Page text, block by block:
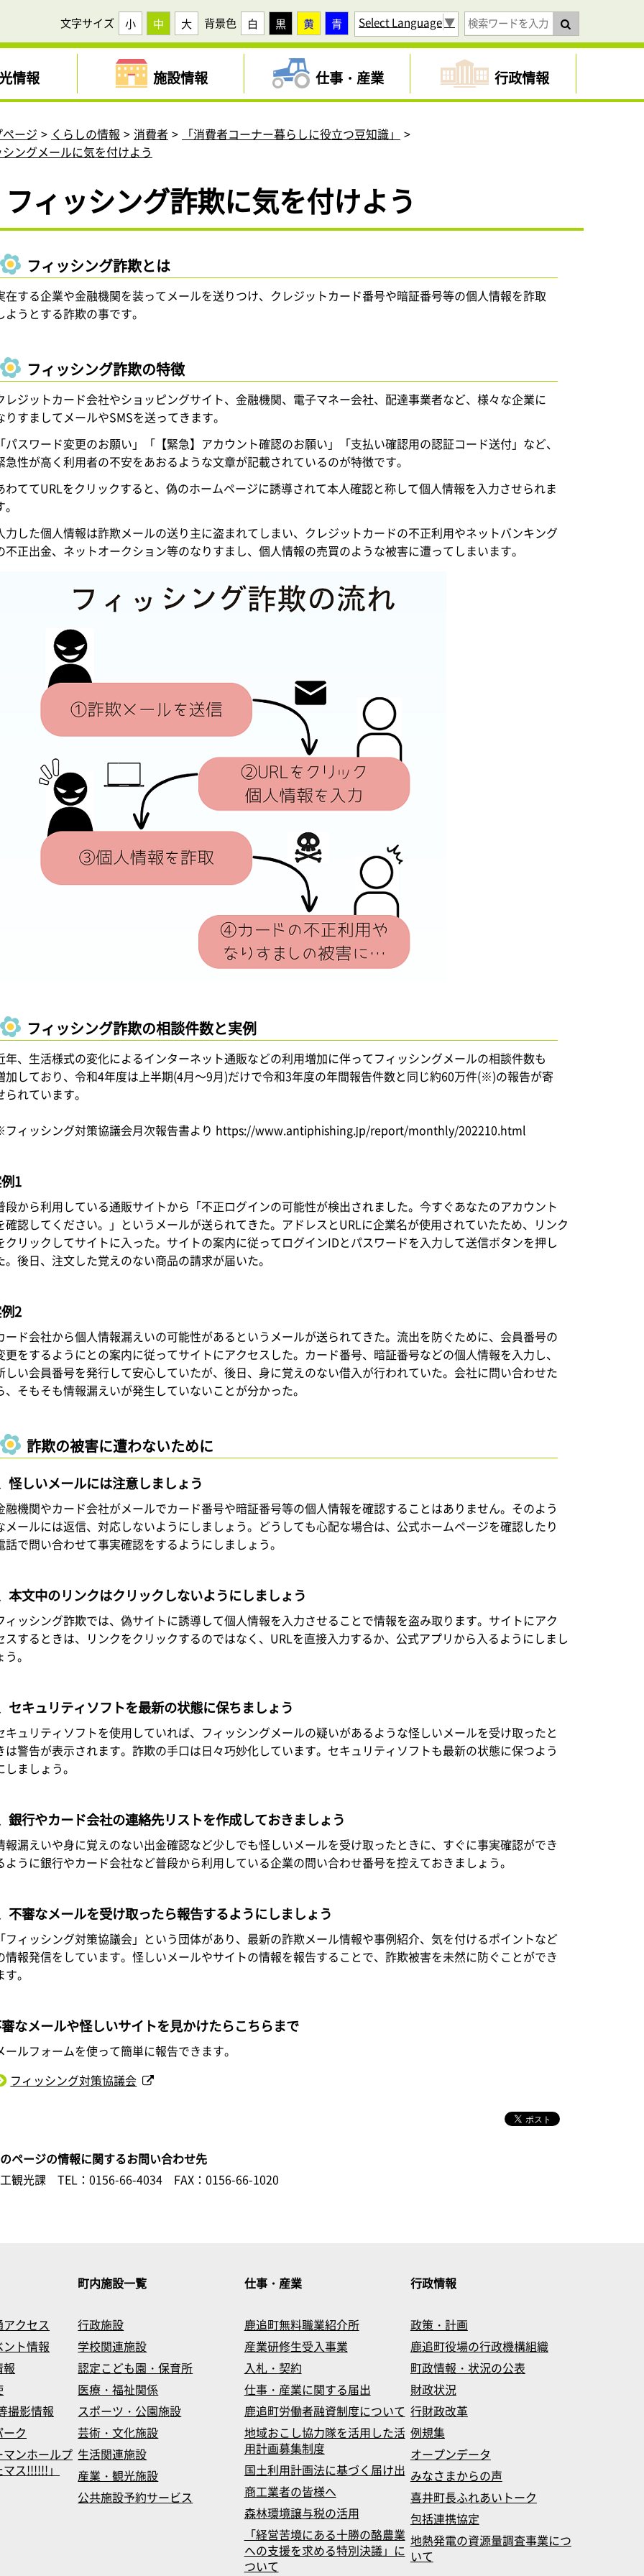
文字サイズ 小 中 大 背景色 白 黒 黄 青 Select Language▼
情報 施設情報 仕事・産業 行政情報
ージ くらしの情報 消費者
「消費者コーナー暮らしに役立つ豆知識」
ングメールに気を付けよう
フィッシング詐欺に気を付けよう
フィッシング詐欺とは
在する企業や金融機関を装ってメールを送りつけ、クレジットカード番号や暗証番号等の個人情報を詐取
ようとする詐欺の事です。
フィッシング詐欺の特徴
レジットカード会社やショッピングサイト、金融機関、電子マネー会社、配達事業者など、様々な企業に
りすましてメールやSMSを送ってきます。
パスワード変更のお願い」「【緊急】アカウント確認のお願い」「支払い確認用の認証コード送付」など、
急性が高く利用者の不安をあおるような文章が記載されているのが特徴です。
わててURLをクリックすると、偽のホームページに誘導されて本人確認と称して個人情報を入力させられま
力した個人情報は詐欺メールの送り主に盗まれてしまい、クレジットカードの不正利用やネットバンキング
不正出金、ネットオークション等のなりすまし、個人情報の売買のような被害に遭ってしまいます。
フィッシング詐欺の相談件数と実例
年、生活様式の変化によるインターネット通販などの利用増加に伴ってフィッシングメールの相談件数も
加しており、令和4年度は上半期(4月～9月)だけで令和3年度の年間報告件数と同じ約60万件(※)の報告が寄
られています。
ィッシング対策協議会月次報告書より https://www.antiphishing.jp/report/monthly/202210.html
1
段から利用している通販サイトから「不正ログインの可能性が検出されました。今すぐあなたのアカウント
確認してください。」というメールが送られてきた。アドレスとURLに企業名が使用されていたため、リンク
クリックしてサイトに入った。サイトの案内に従ってログインIDとパスワードを入力して送信ボタンを押し
。後日、注文した覚えのない商品の請求が届いた。
2
ード会社から個人情報漏えいの可能性があるというメールが送られてきた。流出を防ぐために、会員番号の
更をするようにとの案内に従ってサイトにアクセスした。カード番号、暗証番号などの個人情報を入力し、
しい会員番号を発行して安心していたが、後日、身に覚えのない借入が行われていた。会社に問い合わせた
、そもそも情報漏えいが発生していないことが分かった。
詐欺の被害に遭わないために
怪しいメールには注意しましょう
融機関やカード会社がメールでカード番号や暗証番号等の個人情報を確認することはありません。そのよう
メールには返信、対応しないようにしましょう。どうしても心配な場合は、公式ホームページを確認したり
話で問い合わせて事実確認をするようにしましょう。
本文中のリンクはクリックしないようにしましょう
ィッシング詐欺では、偽サイトに誘導して個人情報を入力させることで情報を盗み取ります。サイトにアク
スするときは、リンクをクリックするのではなく、URLを直接入力するか、公式アプリから入るようにしまし
う。
セキュリティソフトを最新の状態に保ちましょう
キュリティソフトを使用していれば、フィッシングメールの疑いがあるような怪しいメールを受け取ったと
は警告が表示されます。詐欺の手口は日々巧妙化しています。セキュリティソフトも最新の状態に保つよう
しましょう。
銀行やカード会社の連絡先リストを作成しておきましょう
報漏えいや身に覚えのない出金確認など少しでも怪しいメールを受け取ったときに、すぐに事実確認ができ
ように銀行やカード会社など普段から利用している企業の問い合わせ番号を控えておきましょう。
不審なメールを受け取ったら報告するようにしましょう
フィッシング対策協議会」という団体があり、最新の詐欺メール情報や事例紹介、気を付けるポイントなど
情報発信をしています。怪しいメールやサイトの情報を報告することで、詐欺被害を未然に防ぐことができ
す。
なメールや怪しいサイトを見かけたらこちらまで
ールフォームを使って簡単に報告できます。
フィッシング対策協議会
ページの情報に関するお問い合わせ先
観光課
TEL：0156-66-4034 FAX：0156-66-1020
クセス
ト情報
撮影情報
ク
ンホールプ
ス!!!!!!」
町内施設一覧
行政施設
学校関連施設
認定こども園・保育所
医療・福祉関係
スポーツ・公園施設
芸術・文化施設
生活関連施設
産業・観光施設
公共施設予約サービス
仕事・産業
鹿追町無料職業紹介所
産業研修生受入事業
入札・契約
仕事・産業に関する届出
鹿追町労働者融資制度について
地域おこし協力隊を活用した活
用計画募集制度
国土利用計画法に基づく届け出
商工業者の皆様へ
森林環境譲与税の活用
「経営苦境にある十勝の酪農業
への支援を求める特別決議」に
ついて
行政情報
政策・計画
鹿追町役場の行政機構組織
町政情報・状況の公表
財政状況
行財政改革
例規集
オープンデータ
みなさまからの声
喜井町長ふれあいトーク
包括連携協定
地熱発電の資源量調査事業につ
いて